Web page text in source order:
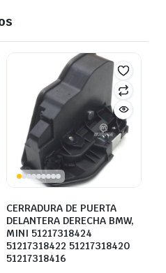
CERRADURA DE PUERTA
DELANTERA DERECHA BMW,
MINI 51217318424
51217318422 51217318420
51217318416